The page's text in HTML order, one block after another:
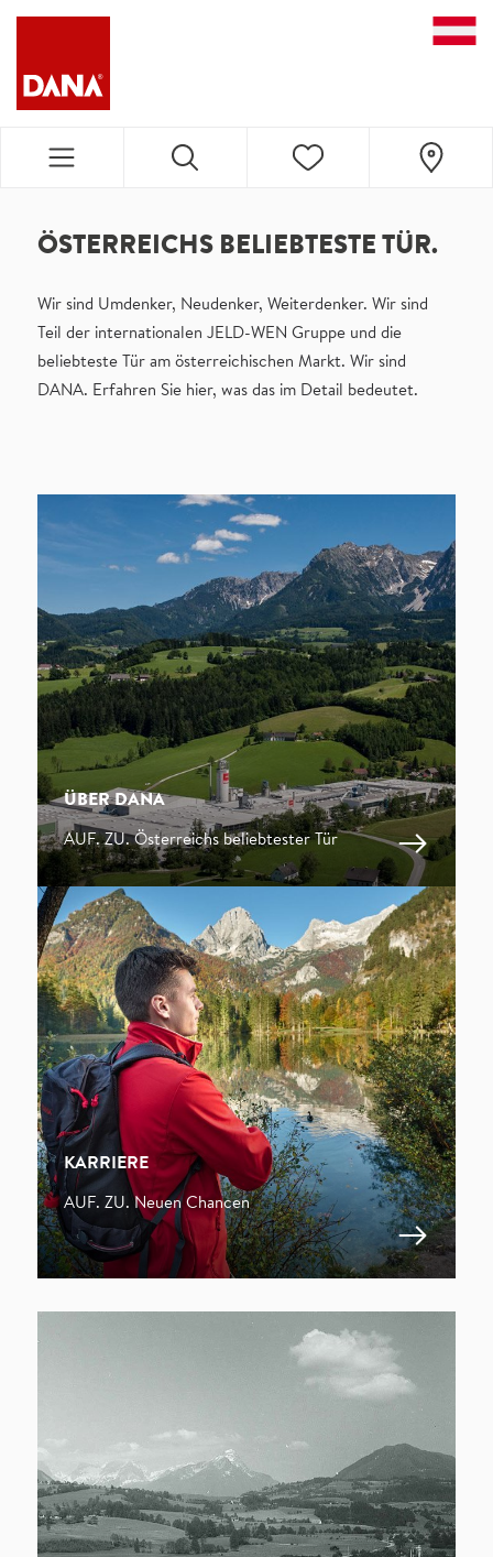
DANA NAVIGATION
ÖSTERREICHS BELIEBTESTE TÜR.
Wir sind Umdenker, Neudenker, Weiterdenker. Wir sind
Teil der internationalen JELD-WEN Gruppe und die
beliebteste Tür am österreichischen Markt. Wir sind
DANA. Erfahren Sie hier, was das im Detail bedeutet.
ÜBER DANA
AUF. ZU. Österreichs beliebtester Tür
KARRIERE
AUF. ZU. Neuen Chancen